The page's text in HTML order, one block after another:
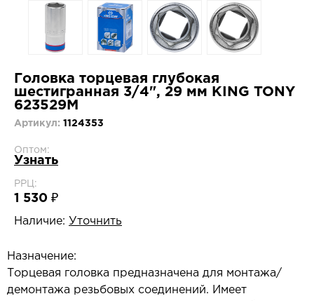
Головка торцевая глубокая
шестигранная 3/4", 29 мм KING TONY
623529M
Артикул: 1124353
Оптом:
Узнать
РРЦ:
1 530 ₽
Наличие: Уточнить
Назначение:
Торцевая головка предназначена для монтажа/
демонтажа резьбовых соединений. Имеет